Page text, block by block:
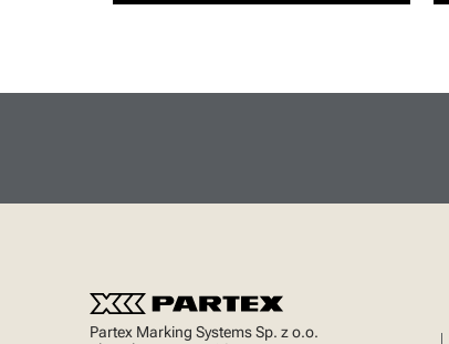
Partex Marking Systems Sp. z o.o.